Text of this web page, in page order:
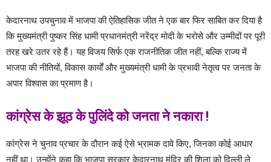
केदारनाथ उपचुनाव में भाजपा की ऐतिहासिक जीत ने एक बार फिर साबित कर दिया है
कि मुख्यमंत्री पुष्कर सिंह धामी प्रधानमंत्री नरेंद्र मोदी के भरोसे और उम्मीदों पर पूरी
तरह खरे उतर रहे हैं। यह विजय सिर्फ एक राजनीतिक जीत नहीं, बल्कि राज्य में
भाजपा की नीतियों, विकास कार्यों और मुख्यमंत्री धामी के प्रभावी नेतृत्व पर जनता के
अपार विश्वास का प्रमाण है।
कांग्रेस के झूठ के पुलिंदे को जनता ने नकारा !
कांग्रेस ने चुनाव प्रचार के दौरान कई ऐसे भ्रामक दावे किए, जिनका कोई आधार
नहीं था। उन्होंने कहा कि भाजपा सरकार केदारनाथ मंदिर की शिला को दिल्ली ले